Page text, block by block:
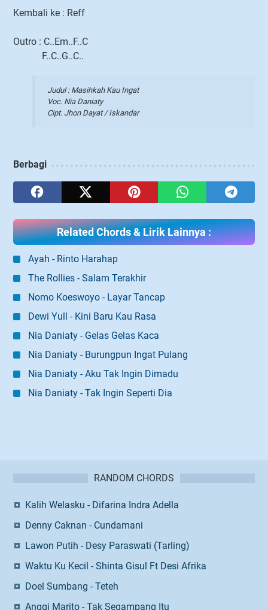
Kembali ke : Reff
Outro : C..Em..F..C
F..C..G..C..
Judul : Masihkah Kau Ingat
Voc. Nia Daniaty
Cipt. Jhon Dayat / Iskandar
Berbagi
Related Chords & Lirik Lainnya :
Ayah - Rinto Harahap
The Rollies - Salam Terakhir
Nomo Koeswoyo - Layar Tancap
Dewi Yull - Kini Baru Kau Rasa
Nia Daniaty - Gelas Gelas Kaca
Nia Daniaty - Burungpun Ingat Pulang
Nia Daniaty - Aku Tak Ingin Dimadu
Nia Daniaty - Tak Ingin Seperti Dia
RANDOM CHORDS
Kalih Welasku - Difarina Indra Adella
Denny Caknan - Cundamani
Lawon Putih - Desy Paraswati (Tarling)
Waktu Ku Kecil - Shinta Gisul Ft Desi Afrika
Doel Sumbang - Teteh
Anggi Marito - Tak Segampang Itu